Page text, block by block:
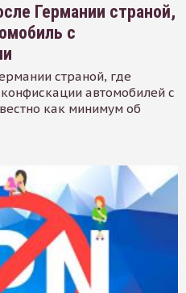
Германии страной,
с
страной, где
автомобилей с
как минимум об